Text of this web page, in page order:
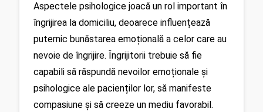
Aspectele psihologice joacă un rol important în
îngrijirea la domiciliu, deoarece influențează
puternic bunăstarea emoțională a celor care au
nevoie de îngrijire. Îngrijitorii trebuie să fie
capabili să răspundă nevoilor emoționale și
psihologice ale pacienților lor, să manifeste
compasiune și să creeze un mediu favorabil.